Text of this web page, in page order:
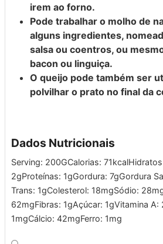
irem ao forno.
Pode trabalhar o molho de
alguns ingredientes,
salsa ou coentros, ou
bacon ou linguiça.
O queijo pode também ser
polvilhar o prato no final da
Dados Nutricionais
Serving: 200GCalorias: 71kcal
2gProteínas: 1gGordura: 7gGordura
Trans: 1gColesterol: 18mgSódio: 28
62mgFibras: 1gAçúcar: 1gVitamina A:
1mgCálcio: 42mgFerro: 1mg